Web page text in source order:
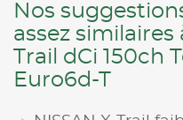
Nos
assez similaires
Trail dCi 150ch
Euro6d-T